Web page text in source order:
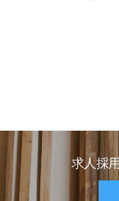
求人採